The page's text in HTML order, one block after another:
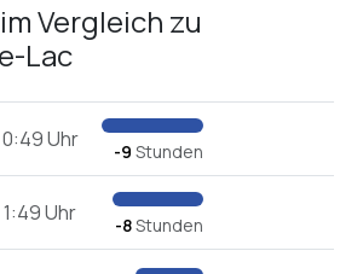
Vergleich zu
Lac
0:49 Uhr -9 Stunden
1:49 Uhr -8Stunden